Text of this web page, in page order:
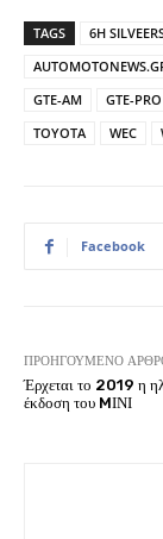
TAGS 6H
GTE-AM
GTE-PRO
TOYOTA
WEC
Facebook
ΠΡΟΗΓΟΎΜΕΝΟ
Έρχεται το 2019 η
έκδοση του MΙΝΙ